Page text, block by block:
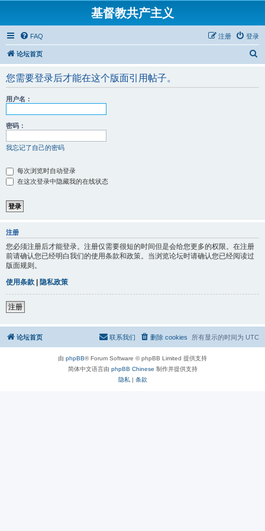
基督教共产主义
FAQ 登录
注册
论坛首页
您需要登录后才能在这个版面引用帖子。
用户名：
密码：
我忘记了自己的密码
每次浏览时自动登录
在这次登录中隐藏我的在线状态
注册
您必须注册后才能登录。注册仅需要很短的时间但是会给您更多的权限。在注册
前请确认您已经明白我们的使用条款和政策。当浏览论坛时请确认您已经阅读过
版面规则。
使用条款 | 隐私政策
注册
论坛首页 所有显示的时间为 UTC
删除 cookies
联系我们
由 phpBB® Forum Software © phpBB Limited 提供支持
简体中文语言由 phpBB Chinese 制作并提供支持
隐私 | 条款